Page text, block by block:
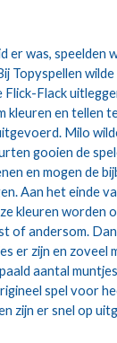
er was, speelden
Topyspellen
Flick-Flack
kleuren en tellen
Milo
gooien de
en mogen de
Aan het einde
kleuren worden
of andersom.
er zijn en zoveel
aantal
spel voor
zijn er snel op